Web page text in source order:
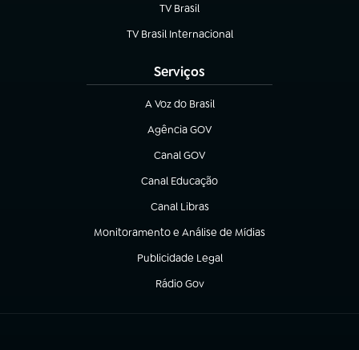
TV Brasil
(abre em nova aba)
TV Brasil Internacional
(abre em nova aba)
Serviços
A Voz do Brasil
(abre em nova aba)
Agência GOV
(abre em nova aba)
Canal GOV
(abre em nova aba)
Canal Educação
(abre em nova aba)
Canal Libras
(abre em nova aba)
Monitoramento e Análise de Mídias
(abre em nova aba)
Publicidade Legal
(abre em nova aba)
Rádio Gov
(abre em nova aba)